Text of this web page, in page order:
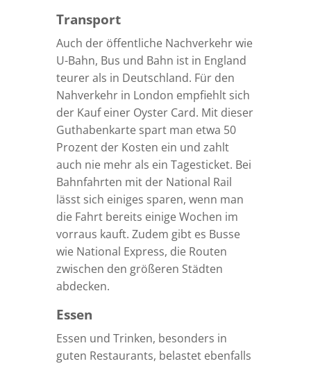
Transport
Auch der öffentliche Nachverkehr wie
U-Bahn, Bus und Bahn ist in England
teurer als in Deutschland. Für den
Nahverkehr in London empfiehlt sich
der Kauf einer Oyster Card. Mit dieser
Guthabenkarte spart man etwa 50
Prozent der Kosten ein und zahlt
auch nie mehr als ein Tagesticket. Bei
Bahnfahrten mit der National Rail
lässt sich einiges sparen, wenn man
die Fahrt bereits einige Wochen im
vorraus kauft. Zudem gibt es Busse
wie National Express, die Routen
zwischen den größeren Städten
abdecken.
Essen
Essen und Trinken, besonders in
guten Restaurants, belastet ebenfalls